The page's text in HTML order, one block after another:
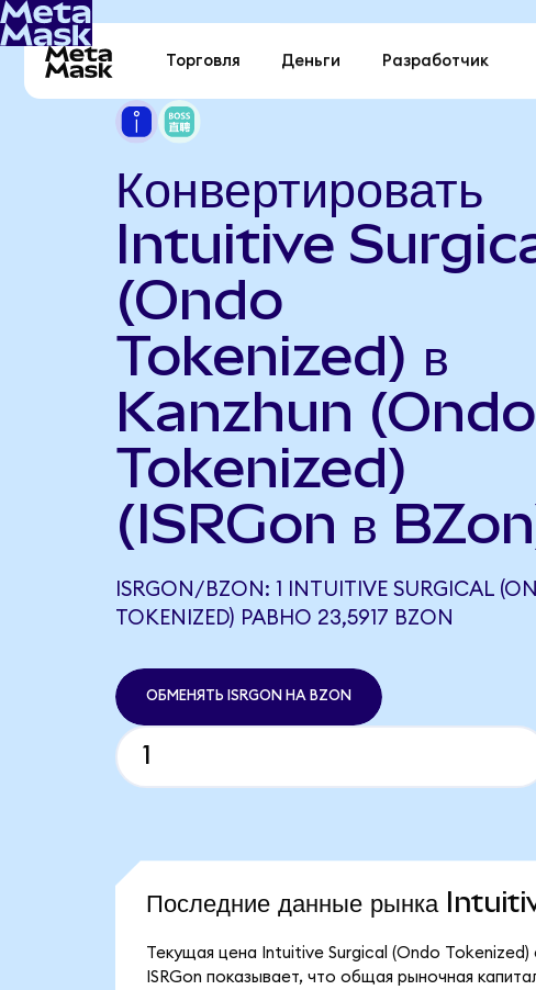
Торговля Деньги Разработчик
Конвертировать
Intuitive
(Ondo
Tokenized) в
Kanzhun (Ondo
Tokenized)
(ISRGon в
ISRGON/BZON: 1 INTUITIVE SURGICAL
TOKENIZED) РАВНО 23,5917 BZON
ОБМЕНЯТЬ ISRGON НА BZON
Последние данные рынка
Текущая цена Intuitive Surgical (Ondo
ISRGon показывает, что общая рыночная